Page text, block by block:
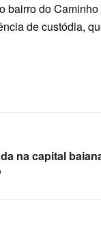
bairro do
de custódia,
na capital